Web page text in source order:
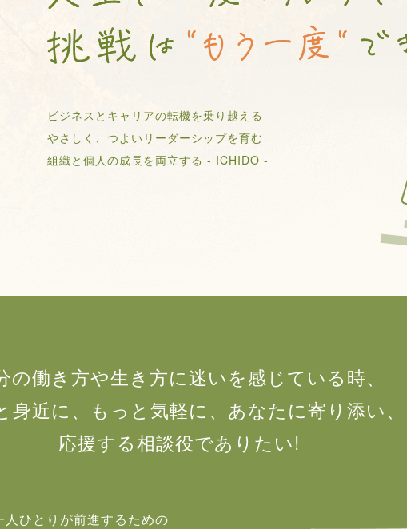
ビジネスとキャリアの転機を乗り越える
やさしく、つよいリーダーシップを育む
組織と個人の成長を両立する - ICHIDO -
の働き方や生き方に迷いを感じている時、
身近に、もっと気軽に、あなたに寄り添い、
応援する相談役でありたい!
ひとりが前進するための